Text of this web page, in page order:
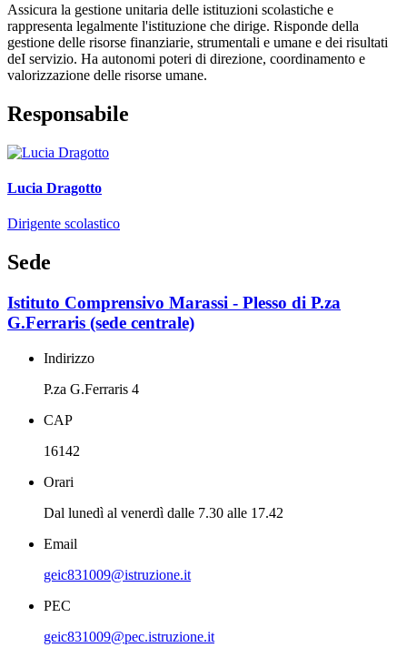
Assicura la gestione unitaria delle istituzioni scolastiche e
rappresenta legalmente l'istituzione che dirige. Risponde della
gestione delle risorse finanziarie, strumentali e umane e dei risultati
deI servizio. Ha autonomi poteri di direzione, coordinamento e
valorizzazione delle risorse umane.
Responsabile
Lucia Dragotto
Dirigente scolastico
Sede
Istituto Comprensivo Marassi - Plesso di P.za
G.Ferraris (sede centrale)
Indirizzo
P.za G.Ferraris 4
CAP
16142
Orari
Dal lunedì al venerdì dalle 7.30 alle 17.42
Email
geic831009@istruzione.it
PEC
geic831009@pec.istruzione.it